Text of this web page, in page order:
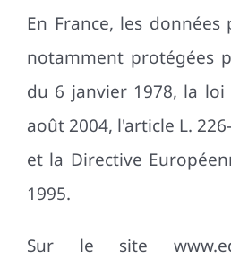
En France, les
notamment protégées
du 6 janvier 1978, la loi
août 2004, l'article L.
et la Directive
1995.
Sur le site